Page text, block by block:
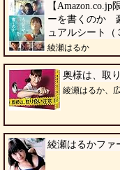
【
ーを書くのか
ュアルシート（
綾瀬はるか
奥様は、取
綾瀬はるか、
綾瀬はるかファ